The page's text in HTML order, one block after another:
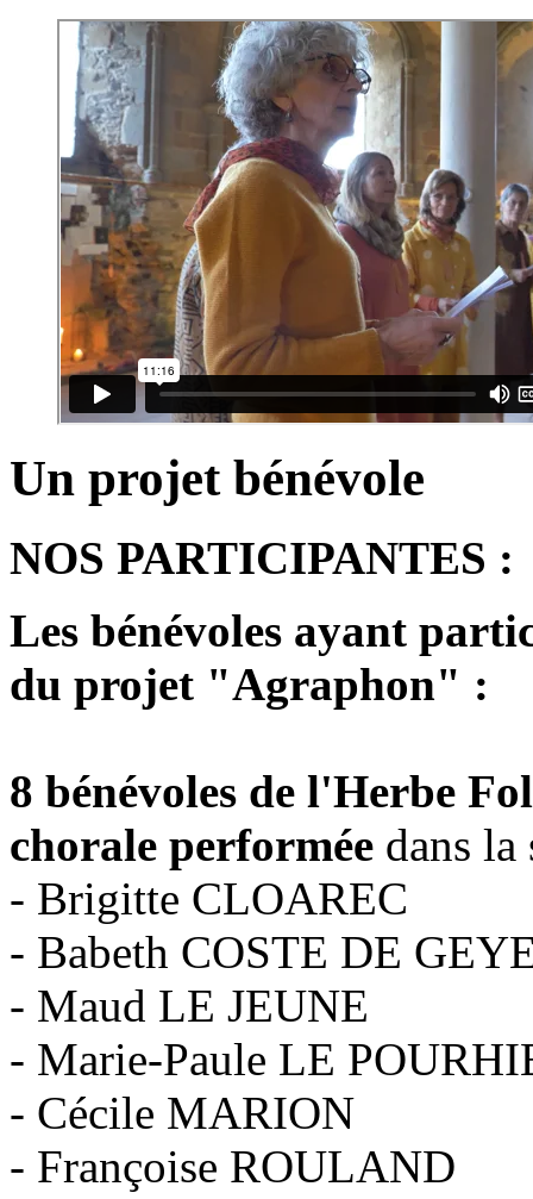
Un projet bénévole
NOS PARTICIPANTES :
Les bénévoles ayant
du projet "Agraphon" :
8 bénévoles de l'Herbe
chorale performée dans
- Brigitte CLOAREC
- Babeth COSTE DE
- Maud LE JEUNE
- Marie-Paule LE
- Cécile MARION
- Françoise ROULAND